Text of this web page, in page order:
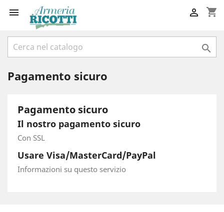
 shopping_cart


Pagamento sicuro
Pagamento sicuro
Il nostro pagamento sicuro
Con SSL
Usare Visa/MasterCard/PayPal
Informazioni su questo servizio